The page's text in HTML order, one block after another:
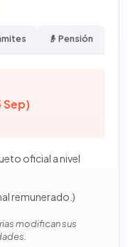
👴 Pensión
Sep)
oficial a nivel
remunerado.)
modifican sus